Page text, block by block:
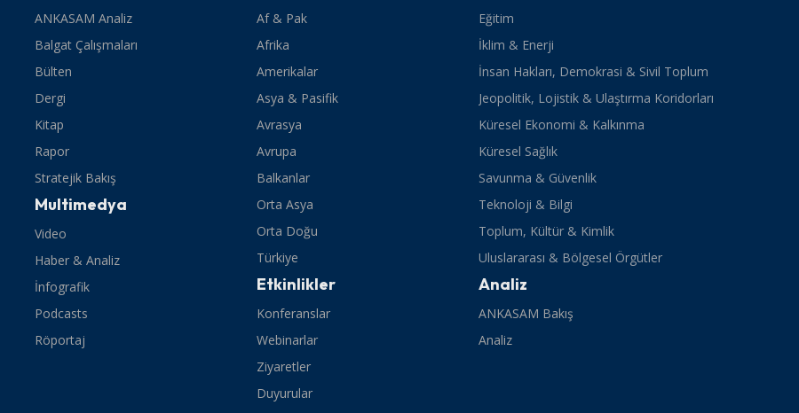
ANKASAM Analiz
Balgat Çalışmaları
Bülten
Dergi
Kitap
Rapor
Stratejik Bakış
Multimedya
Video
Haber & Analiz
İnfografik
Podcasts
Röportaj
Af & Pak
Afrika
Amerikalar
Asya & Pasifik
Avrasya
Avrupa
Balkanlar
Orta Asya
Orta Doğu
Türkiye
Etkinlikler
Konferanslar
Webinarlar
Ziyaretler
Duyurular
Eğitim
İklim & Enerji
İnsan Hakları, Demokrasi & Sivil Toplum
Jeopolitik, Lojistik & Ulaştırma Koridorları
Küresel Ekonomi & Kalkınma
Küresel Sağlık
Savunma & Güvenlik
Teknoloji & Bilgi
Toplum, Kültür & Kimlik
Uluslararası & Bölgesel Örgütler
Analiz
ANKASAM Bakış
Analiz